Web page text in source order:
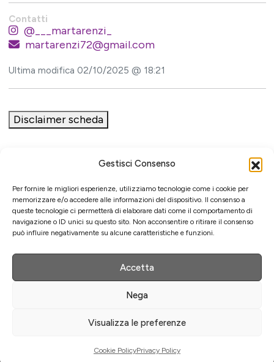
Gestisci Consenso
Per fornire le migliori esperienze, utilizziamo tecnologie come i cookie per
memorizzare e/o accedere alle informazioni del dispositivo. Il consenso a
queste tecnologie ci permetterà di elaborare dati come il comportamento di
navigazione o ID unici su questo sito. Non acconsentire o ritirare il consenso
può influire negativamente su alcune caratteristiche e funzioni.
Accetta
Nega
Visualizza le preferenze
Cookie PolicyPrivacy Policy
Contatti
@___martarenzi_
martarenzi72@gmail.com
Ultima modifica 02/10/2025 @ 18:21
Disclaimer scheda
Strumenti di comunicazione
Iniziativa
Associazione culturale per la promozione delle arti visive
Gestione
2026 Menexa Srl - [pi] 14994471002